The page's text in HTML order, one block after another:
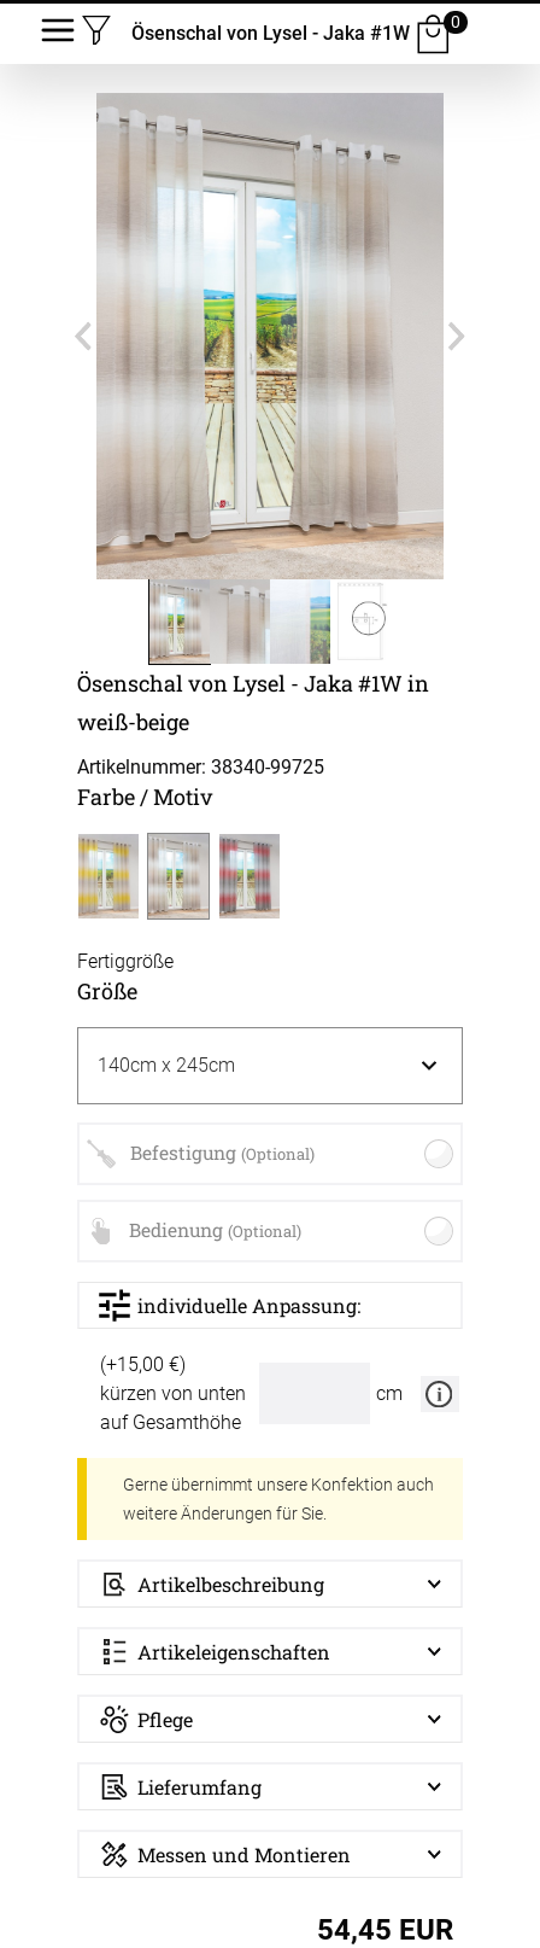
Ösenschal von Lysel - Jaka #1W
0
Ösenschal von Lysel - Jaka #1W in
weiß-beige
Artikelnummer: 38340-99725
Farbe / Motiv
Fertiggröße
Größe
Befestigung (Optional)
Bedienung (Optional)
individuelle Anpassung:
(+15,00 €)
kürzen von unten
auf Gesamthöhe
cm
Gerne übernimmt unsere Konfektion auch
weitere Änderungen für Sie.
Artikelbeschreibung
Artikeleigenschaften
Pflege
Lieferumfang
Messen und Montieren
54,45 EUR